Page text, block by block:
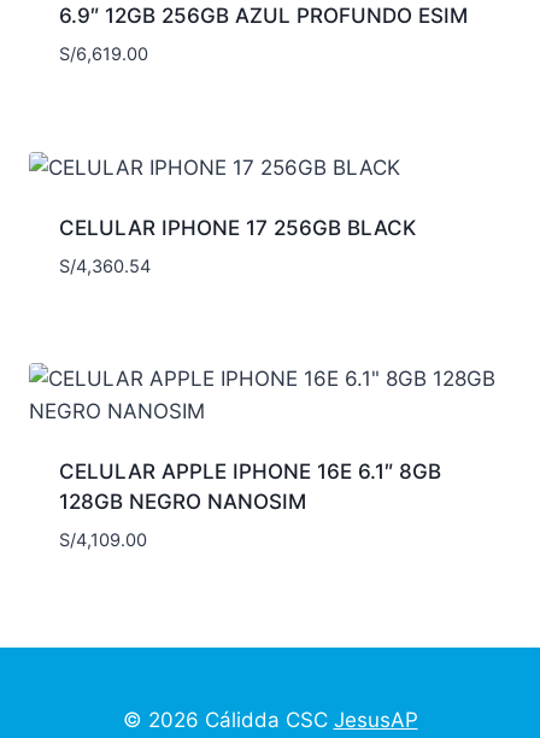
6.9″ 12GB 256GB AZUL PROFUNDO ESIM
S/6,619.00
CELULAR IPHONE 17 256GB BLACK
S/4,360.54
CELULAR APPLE IPHONE 16E 6.1″ 8GB
128GB NEGRO NANOSIM
S/4,109.00
© 2026 Cálidda CSC JesusAP